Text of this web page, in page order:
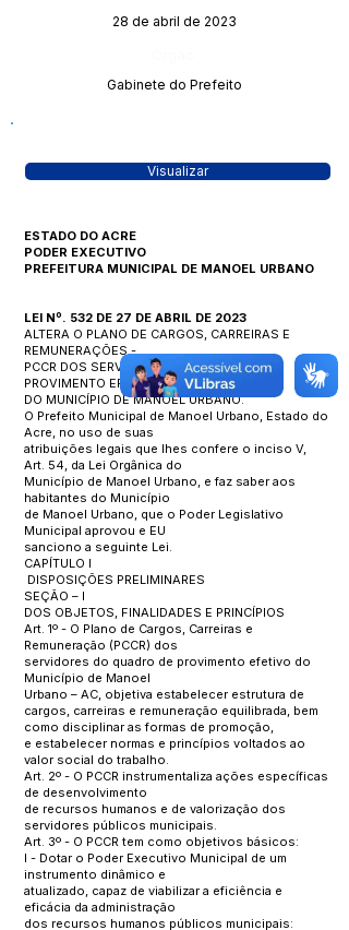
28 de abril de 2023
Gabinete do Prefeito
Visualizar
ESTADO DO ACRE
PODER EXECUTIVO
PREFEITURA MUNICIPAL DE MANOEL URBANO
LEI Nº. 532 DE 27 DE ABRIL DE 2023
ALTERA O PLANO DE CARGOS, CARREIRAS E
REMUNERAÇÕES -
PCCR DOS SERVIDORES DO QUADRO DE
PROVIMENTO EFETIVO
DO MUNICÍPIO DE MANOEL URBANO.
O Prefeito Municipal de Manoel Urbano, Estado do
Acre, no uso de suas
atribuições legais que lhes confere o inciso V,
Art. 54, da Lei Orgânica do
Município de Manoel Urbano, e faz saber aos
habitantes do Município
de Manoel Urbano, que o Poder Legislativo
Municipal aprovou e EU
sanciono a seguinte Lei.
CAPÍTULO I
DISPOSIÇÕES PRELIMINARES
SEÇÃO – I
DOS OBJETOS, FINALIDADES E PRINCÍPIOS
Art. 1º - O Plano de Cargos, Carreiras e
Remuneração (PCCR) dos
servidores do quadro de provimento efetivo do
Município de Manoel
Urbano – AC, objetiva estabelecer estrutura de
cargos, carreiras e remuneração equilibrada, bem
como disciplinar as formas de promoção,
e estabelecer normas e princípios voltados ao
valor social do trabalho.
Art. 2º - O PCCR instrumentaliza ações específicas
de desenvolvimento
de recursos humanos e de valorização dos
servidores públicos municipais.
Art. 3º - O PCCR tem como objetivos básicos:
I - Dotar o Poder Executivo Municipal de um
instrumento dinâmico e
atualizado, capaz de viabilizar a eficiência e
eficácia da administração
dos recursos humanos públicos municipais: